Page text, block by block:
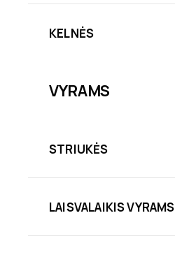
KELNĖS
VYRAMS
STRIUKĖS
LAISVALAIKIS VYRAMS